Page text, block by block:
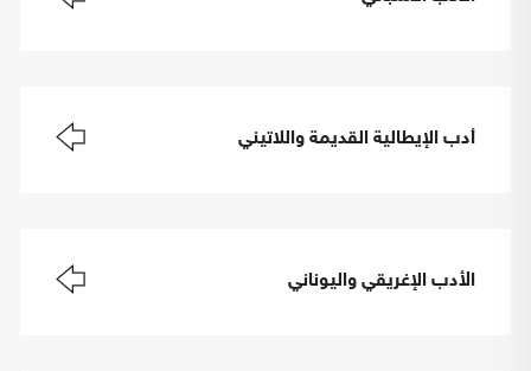
أدب الإيطالية القديمة واللاتيني
الأدب الإغريقي واليوناني